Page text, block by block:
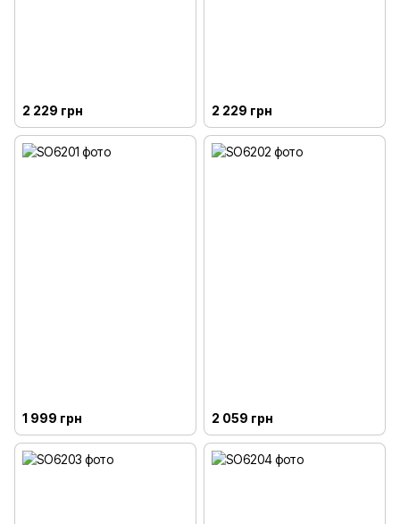
2 229 грн 2 229 грн
1 999 грн 2 059 грн